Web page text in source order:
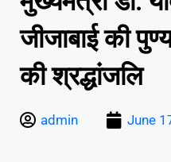
जीजाबाई की
की श्रद्धांजलि
admin June